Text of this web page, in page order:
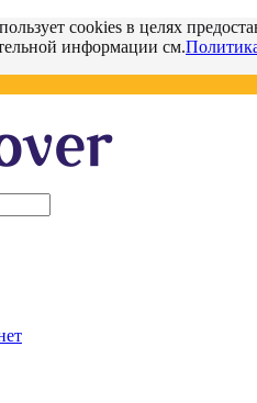
cookies в целях
информации см.